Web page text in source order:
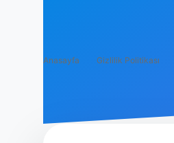
Anasayfa Gizlilik Politikası